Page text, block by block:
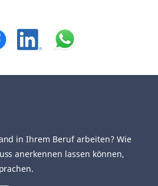
in Ihrem Beruf arbeiten? Wie
anerkennen lassen können,